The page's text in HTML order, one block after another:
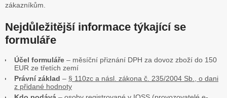
zákazníkům.
Nejdůležitější informace týkající se
formuláře
Účel formuláře – měsíční přiznání DPH za dovoz zboží do 150
EUR ze třetích zemí
Právní základ – § 110zc a násl. zákona č. 235/2004 Sb., o dani
z přidané hodnoty